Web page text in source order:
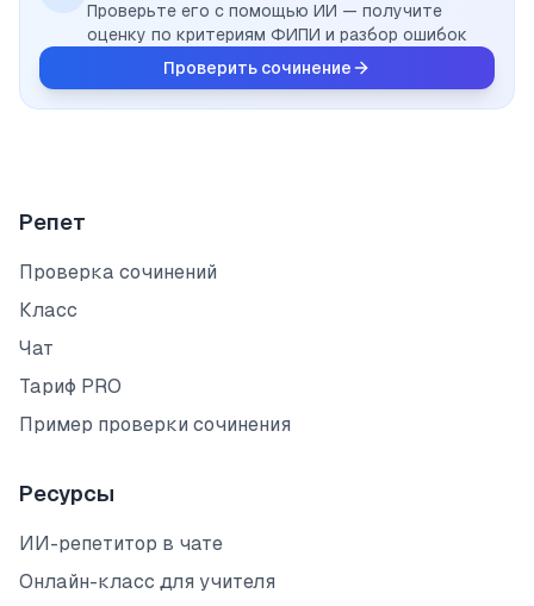
Проверьте его с помощью ИИ — получите
оценку по критериям ФИПИ и разбор ошибок
Проверить сочинение
Репет
Проверка сочинений
Класс
Чат
Тариф PRO
Пример проверки сочинения
Ресурсы
ИИ-репетитор в чате
Онлайн-класс для учителя